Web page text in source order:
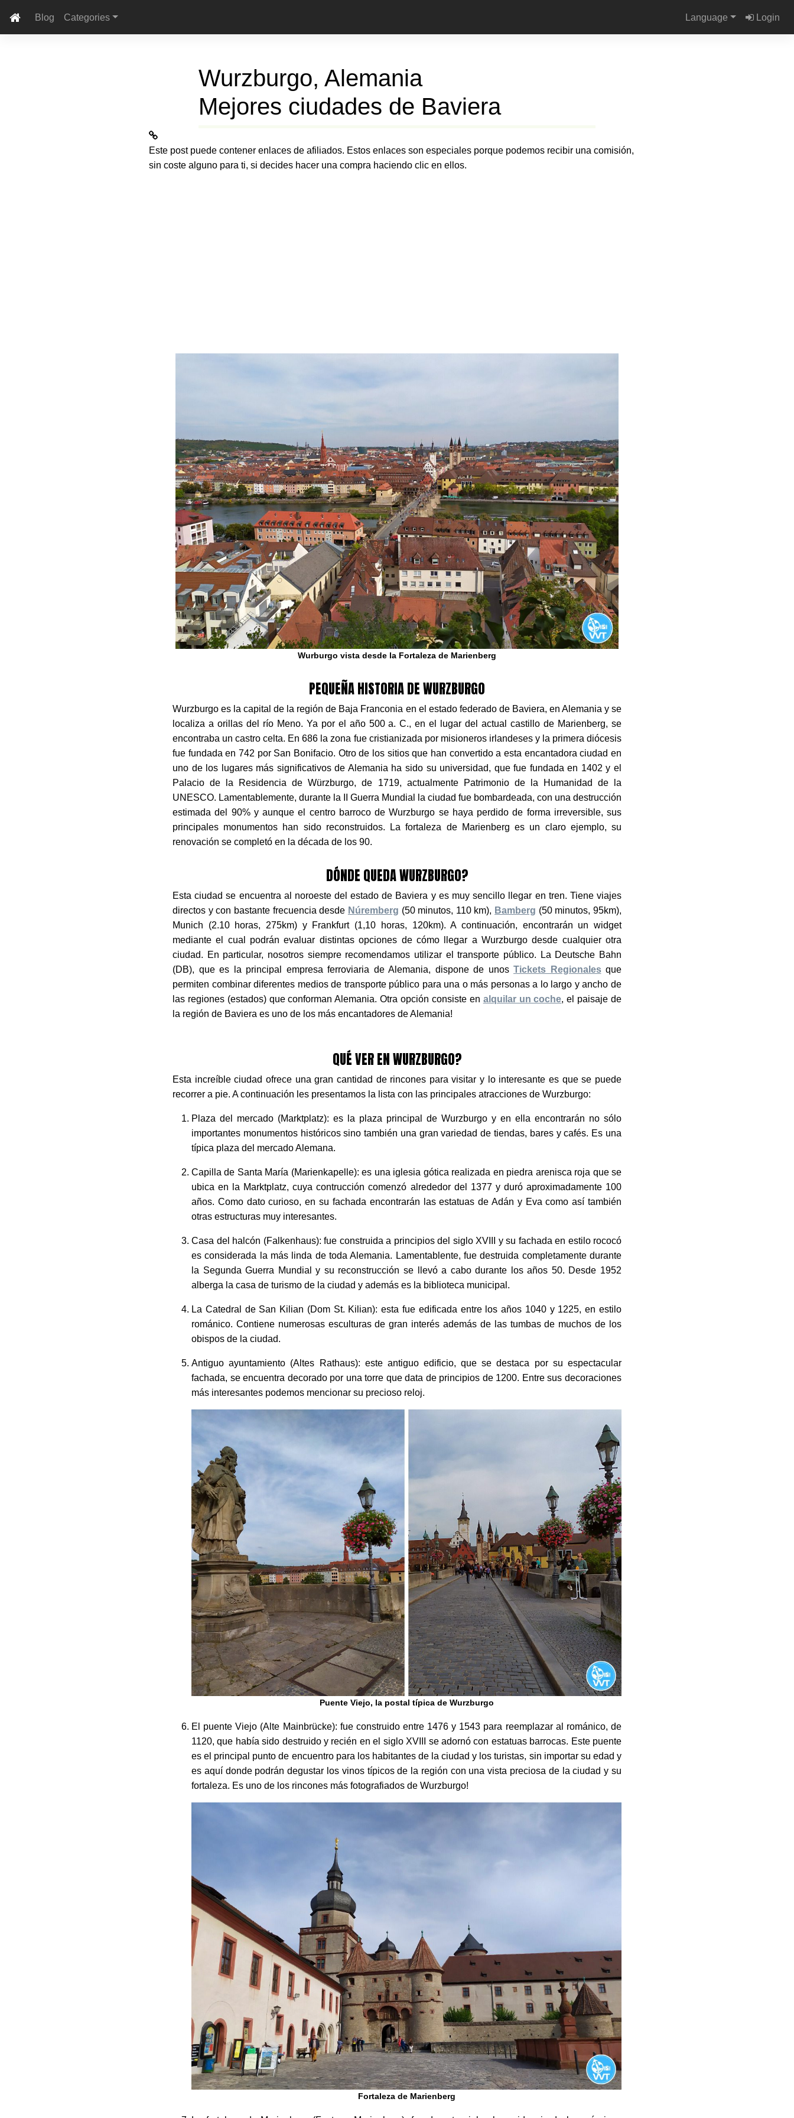
Blog Categories Language Login
Wurzburgo, Alemania
Mejores ciudades de Baviera
Este post puede contener enlaces de afiliados. Estos enlaces son especiales porque podemos recibir una comisión,
sin coste alguno para ti, si decides hacer una compra haciendo clic en ellos.
Wurburgo vista desde la Fortaleza de Marienberg
PEQUEÑA HISTORIA DE WURZBURGO
Wurzburgo es la capital de la región de Baja Franconia en el estado federado de Baviera, en Alemania y se
localiza a orillas del río Meno. Ya por el año 500 a. C., en el lugar del actual castillo de Marienberg, se
encontraba un castro celta. En 686 la zona fue cristianizada por misioneros irlandeses y la primera diócesis
fue fundada en 742 por San Bonifacio. Otro de los sitios que han convertido a esta encantadora ciudad en
uno de los lugares más significativos de Alemania ha sido su universidad, que fue fundada en 1402 y el
Palacio de la Residencia de Würzburgo, de 1719, actualmente Patrimonio de la Humanidad de la
UNESCO. Lamentablemente, durante la II Guerra Mundial la ciudad fue bombardeada, con una destrucción
estimada del 90% y aunque el centro barroco de Wurzburgo se haya perdido de forma irreversible, sus
principales monumentos han sido reconstruidos. La fortaleza de Marienberg es un claro ejemplo, su
renovación se completó en la década de los 90.
DÓNDE QUEDA WURZBURGO?
Esta ciudad se encuentra al noroeste del estado de Baviera y es muy sencillo llegar en tren. Tiene viajes
directos y con bastante frecuencia desde Núremberg (50 minutos, 110 km), Bamberg (50 minutos, 95km),
Munich (2.10 horas, 275km) y Frankfurt (1,10 horas, 120km). A continuación, encontrarán un widget
mediante el cual podrán evaluar distintas opciones de cómo llegar a Wurzburgo desde cualquier otra
ciudad. En particular, nosotros siempre recomendamos utilizar el transporte público. La Deutsche Bahn
(DB), que es la principal empresa ferroviaria de Alemania, dispone de unos Tickets Regionalesque
permiten combinar diferentes medios de transporte público para una o más personas a lo largo y ancho de
las regiones (estados) que conforman Alemania. Otra opción consiste en alquilar un coche, el paisaje de
la región de Baviera es uno de los más encantadores de Alemania!
Buscar
QUÉ VER EN WURZBURGO?
recorrer a pie. A continuación les presentamos la lista con las principales atracciones de Wurzburgo:
Plaza del mercado (Marktplatz): es la plaza principal de Wurzburgo y en ella encontrarán no sólo
importantes monumentos históricos sino también una gran variedad de tiendas, bares y cafés. Es una
Capilla de Santa María (Marienkapelle): es una iglesia gótica realizada en piedra arenisca roja que se
ubica en la Marktplatz, cuya contrucción comenzó alrededor del 1377 y duró aproximadamente 100
otras estructuras muy interesantes.
Casa del halcón (Falkenhaus): fue construida a principios del siglo XVIII y su fachada en estilo rococó
alberga la casa de turismo de la ciudad y además es la biblioteca municipal.
La Catedral de San Kilian (Dom St. Kilian): esta fue edificada entre los años 1040 y 1225, en estilo
románico. Contiene numerosas esculturas de gran interés además de las tumbas de muchos de los
obispos de la ciudad.
Antiguo ayuntamiento (Altes Rathaus): este antiguo edificio, que se destaca por su espectacular
fachada, se encuentra decorado por una torre que data de principios de 1200. Entre sus decoraciones
más interesantes podemos mencionar su precioso reloj.
Puente Viejo, la postal típica de Wurzburgo
El puente Viejo (Alte Mainbrücke): fue construido entre 1476 y 1543 para reemplazar al románico, de
1120, que había sido destruido y recién en el siglo XVIII se adornó con estatuas barrocas. Este puente
es el principal punto de encuentro para los habitantes de la ciudad y los turistas, sin importar su edad y
es aquí donde podrán degustar los vinos típicos de la región con una vista preciosa de la ciudad y su
fortaleza. Es uno de los rincones más fotografiados de Wurzburgo!